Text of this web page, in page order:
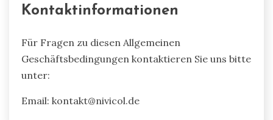
Kontaktinformationen
Für Fragen zu diesen Allgemeinen
Geschäftsbedingungen kontaktieren Sie uns bitte
unter:
Email: kontakt@nivicol.de